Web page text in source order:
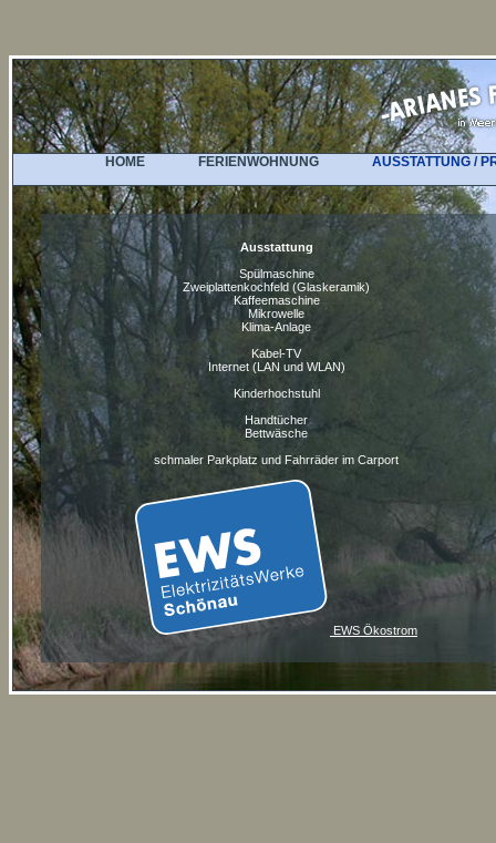
HOME FERIENWOHNUNG AUSSTATTUNG /
Ausstattung
Spülmaschine
Zweiplattenkochfeld (Glaskeramik)
Kaffeemaschine
Mikrowelle
Klima-Anlage
Kabel-TV
Internet (LAN und WLAN)
Kinderhochstuhl
Handtücher
Bettwäsche
schmaler Parkplatz und Fahrräder im Carport
EWS Ökostrom